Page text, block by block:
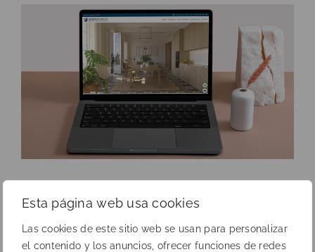
Esta página web usa cookies
Las cookies de este sitio web se usan para personalizar
el contenido y los anuncios, ofrecer funciones de redes